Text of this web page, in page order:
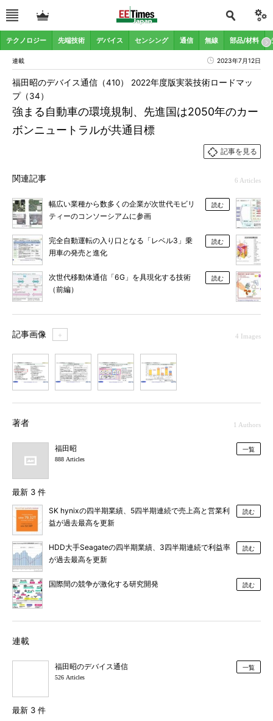
テクノロジー 先端技術 デバイス センシング 通信 無線 部品/材料
連載 2023年7月12日
強まる自動車の環境規制、先進国は2050年のカー
ボンニュートラルが共通目標
福田昭のデバイス通信（410） 2022年度版実装技術ロードマッ
プ（34）
記事を見る
関連記事 6 Articles
幅広い業種から数多くの企業が次世代モビリ
ティーのコンソーシアムに参画
読む
完全自動運転の入り口となる「レベル3」乗
用車の発売と進化
読む
次世代移動体通信「6G」を具現化する技術
（前編）
読む
記事画像 ＋ 4 Images
著者 1 Authors
福田昭
888 Articles
一覧
最新 3 件
SK hynixの四半期業績、5四半期連続で売上高と営業利
益が過去最高を更新
読む
HDD大手Seagateの四半期業績、3四半期連続で利益率
が過去最高を更新
読む
国際間の競争が激化する研究開発 読む
連載
福田昭のデバイス通信
526 Articles
一覧
最新 3 件